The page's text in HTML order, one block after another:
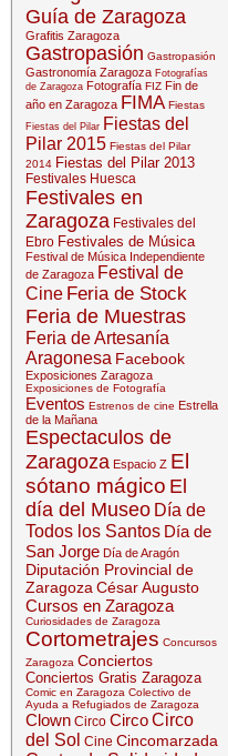
Guía de Zaragoza
Grafitis Zaragoza
Gastropasión Gastropasión
Gastronomía Zaragoza Fotografías
de Zaragoza Fotografía FIZ Fin de
año en Zaragoza FIMA Fiestas
Fiestas del Pilar Fiestas del
Pilar 2015 Fiestas del Pilar
2014 Fiestas del Pilar 2013
Festivales Huesca
Festivales en
Zaragoza Festivales del
Ebro Festivales de Música
Festival de Música Independiente
de Zaragoza Festival de
Cine Feria de Stock
Feria de Muestras
Feria de Artesanía
Aragonesa Facebook
Exposiciones Zaragoza
Exposiciones de Fotografía
Eventos Estrenos de cine Estrella
de la Mañana
Espectaculos de
Zaragoza Espacio Z El
sótano mágico El
día del Museo Día de
Todos los Santos Día de
San Jorge Día de Aragón
Diputación Provincial de
Zaragoza César Augusto
Cursos en Zaragoza
Curiosidades de Zaragoza
Cortometrajes Concursos
Zaragoza Conciertos
Conciertos Gratis Zaragoza
Comic en Zaragoza Colectivo de
Ayuda a Refugiados de Zaragoza
Clown Circo CircoCirco
del Sol Cine Cincomarzada